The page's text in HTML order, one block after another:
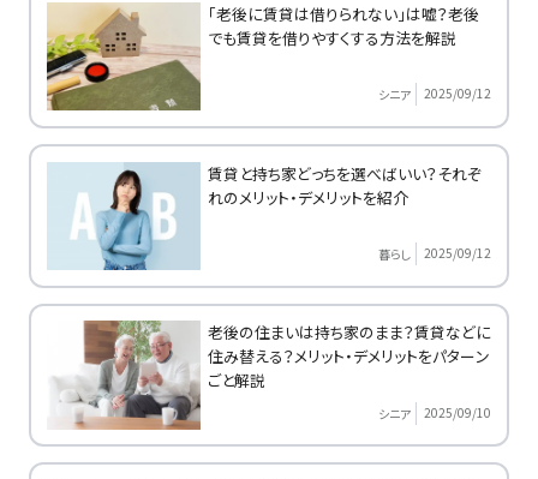
「老後に賃貸は借りられない」は嘘？老後
でも賃貸を借りやすくする方法を解説
シニア 2025/09/12
賃貸と持ち家どっちを選べばいい？それぞ
れのメリット・デメリットを紹介
暮らし 2025/09/12
老後の住まいは持ち家のまま？賃貸などに
住み替える？メリット・デメリットをパターン
ごと解説
シニア 2025/09/10